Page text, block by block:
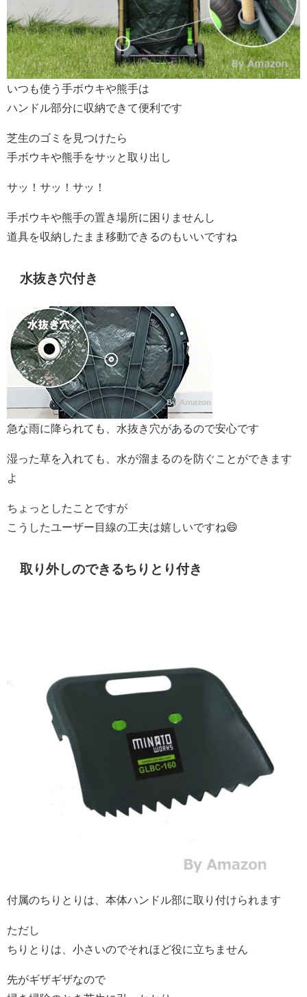
いつも使う手ボウキや熊手は
ハンドル部分に収納できて便利です
芝生のゴミを見つけたら
手ボウキや熊手をサッと取り出し
サッ！サッ！サッ！
手ボウキや熊手の置き場所に困りませんし
道具を収納したまま移動できるのもいいですね
水抜き穴付き
急な雨に降られても、水抜き穴があるので安心です
湿った草を入れても、水が溜まるのを防ぐことができます
よ
ちょっとしたことですが
こうしたユーザー目線の工夫は嬉しいですね😄
取り外しのできるちりとり付き
付属のちりとりは、本体ハンドル部に取り付けられます
ただし
ちりとりは、小さいのでそれほど役に立ちません
先がギザギザなので